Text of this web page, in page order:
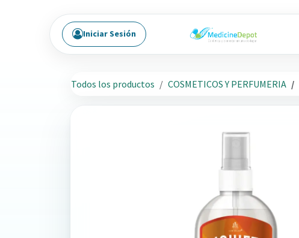
Iniciar Sesión
Todos los productos COSMETICOS Y PERFUMERIA